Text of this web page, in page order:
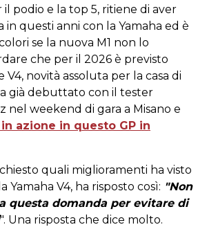
podio e la top 5, ritiene di aver
in questi anni con la Yamaha ed è
se la nuova M1 non lo
che per il 2026 è previsto
novità assoluta per la casa di
già debuttato con il tester
nel weekend di gara a Misano e
azione in questo GP in
quali miglioramenti ha visto
Yamaha V4, ha risposto così: "Non
questa domanda per evitare di
". Una risposta che dice molto.